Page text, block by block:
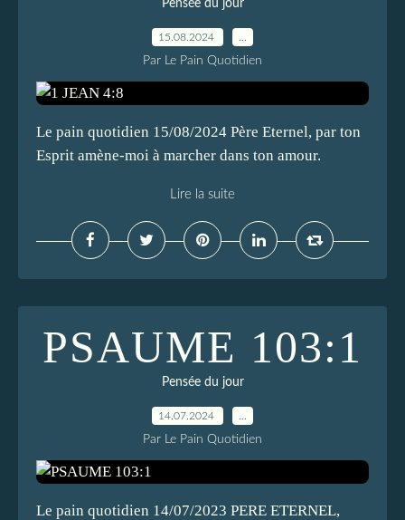
Pensée du jour
15.08.2024
Par Le Pain Quotidien
Le pain quotidien 15/08/2024 Père Eternel, par ton
Esprit amène-moi à marcher dans ton amour.
Lire la suite
PSAUME 103:1
Pensée du jour
14.07.2024
Par Le Pain Quotidien
Le pain quotidien 14/07/2023 PERE ETERNEL,